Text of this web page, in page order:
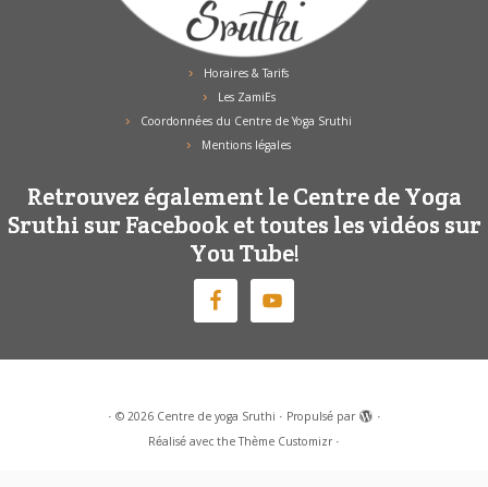
Horaires & Tarifs
Les ZamiEs
Coordonnées du Centre de Yoga Sruthi
Mentions légales
Retrouvez également le Centre de Yoga
Sruthi sur Facebook et toutes les vidéos sur
You Tube!
· © 2026 Centre de yoga Sruthi · Propulsé par
·
Réalisé avec theThème Customizr·